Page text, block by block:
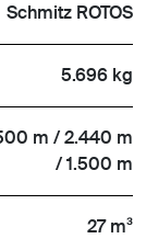
Schmitz ROTOS
5.696 kg
m / 2.440 m
/ 1.500 m
27 m³